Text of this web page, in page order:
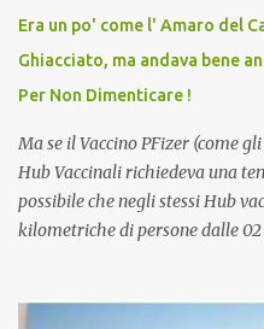
vaccino usato per minacciare i
scuola. Non avevamo mai visto
dodicenne di ignorare il
che abbiamo elencato sopra...
Era un po' come l' Amaro del
Ghiacciato, ma andava bene
Per Non Dimenticare !
Ma se il Vaccino PFizer (come
Hub Vaccinali richiedeva una
possibile che negli stessi Hub
kilometriche di persone dalle
Vaccino come: l' Amaro del